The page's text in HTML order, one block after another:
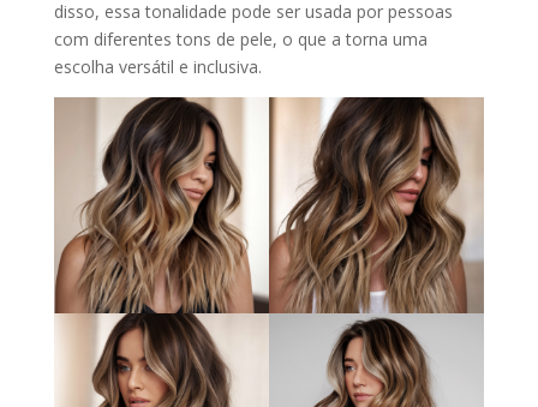
disso, essa tonalidade pode ser usada por pessoas
com diferentes tons de pele, o que a torna uma
escolha versátil e inclusiva.